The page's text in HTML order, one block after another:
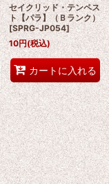
セイクリッド・テンペス
ト【パラ】（Ｂランク）
[SPRG-JP054]
10円(税込)
カートに入れる